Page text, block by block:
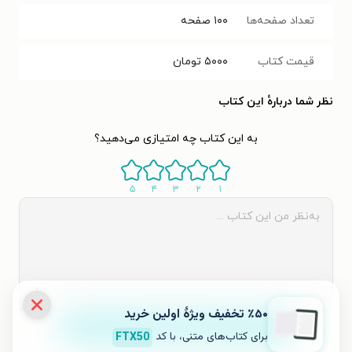
تعداد صفحه‌ها ۱۰۰ صفحه
قیمت کتاب ۵۰۰۰ تومان
نظر شما دربارهٔ این کتاب
به این کتاب چه امتیازی می‌دهید؟
۱ ۲ ۳ ۴ ۵
٪۵۰ تخفیف ویژۀ اولین خرید
برای کتاب‌های متنی، با کد FTX50